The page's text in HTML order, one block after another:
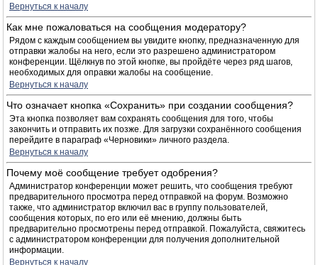
Вернуться к началу
Как мне пожаловаться на сообщения модератору?
Рядом с каждым сообщением вы увидите кнопку, предназначенную для
отправки жалобы на него, если это разрешено администратором
конференции. Щёлкнув по этой кнопке, вы пройдёте через ряд шагов,
необходимых для оправки жалобы на сообщение.
Вернуться к началу
Что означает кнопка «Сохранить» при создании сообщения?
Эта кнопка позволяет вам сохранять сообщения для того, чтобы
закончить и отправить их позже. Для загрузки сохранённого сообщения
перейдите в параграф «Черновики» личного раздела.
Вернуться к началу
Почему моё сообщение требует одобрения?
Администратор конференции может решить, что сообщения требуют
предварительного просмотра перед отправкой на форум. Возможно
также, что администратор включил вас в группу пользователей,
сообщения которых, по его или её мнению, должны быть
предварительно просмотрены перед отправкой. Пожалуйста, свяжитесь
с администратором конференции для получения дополнительной
информации.
Вернуться к началу